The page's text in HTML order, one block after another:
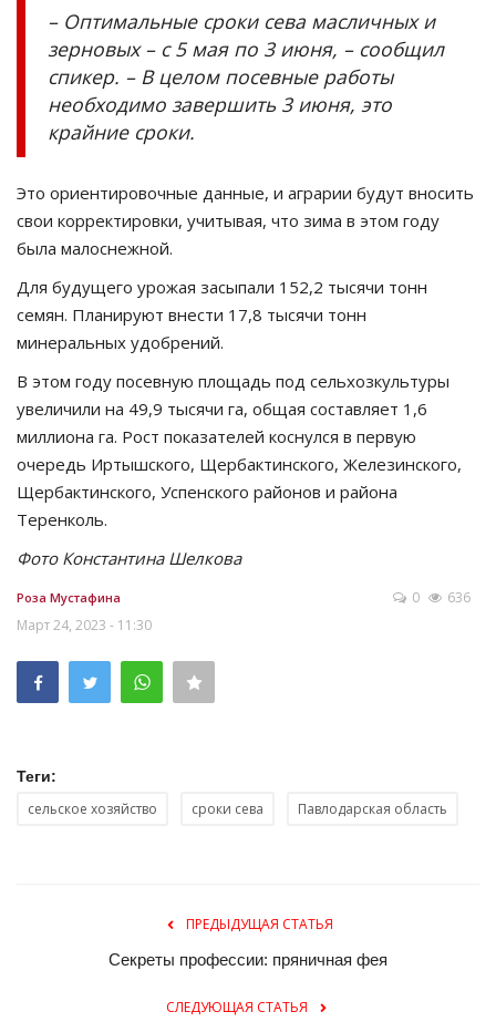
– Оптимальные сроки сева масличных и
зерновых – с 5 мая по 3 июня, – сообщил
спикер. – В целом посевные работы
необходимо завершить 3 июня, это
крайние сроки.
Это ориентировочные данные, и аграрии будут вносить
свои корректировки, учитывая, что зима в этом году
была малоснежной.
Для будущего урожая засыпали 152,2 тысячи тонн
семян. Планируют внести 17,8 тысячи тонн
минеральных удобрений.
В этом году посевную площадь под сельхозкультуры
увеличили на 49,9 тысячи га, общая составляет 1,6
миллиона га. Рост показателей коснулся в первую
очередь Иртышского, Щербактинского, Железинского,
Щербактинского, Успенского районов и района
Теренколь.
Фото Константина Шелкова
Роза Мустафина
Март 24, 2023 - 11:30
0 636
Теги:
сельское хозяйство сроки сева Павлодарская область
ПРЕДЫДУЩАЯ СТАТЬЯ
Секреты профессии: пряничная фея
СЛЕДУЮЩАЯ СТАТЬЯ